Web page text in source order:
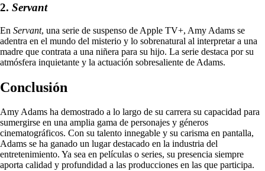
2. Servant
En Servant, una serie de suspenso de Apple TV+, Amy Adams se
adentra en el mundo del misterio y lo sobrenatural al interpretar a una
madre que contrata a una niñera para su hijo. La serie destaca por su
atmósfera inquietante y la actuación sobresaliente de Adams.
Conclusión
Amy Adams ha demostrado a lo largo de su carrera su capacidad para
sumergirse en una amplia gama de personajes y géneros
cinematográficos. Con su talento innegable y su carisma en pantalla,
Adams se ha ganado un lugar destacado en la industria del
entretenimiento. Ya sea en películas o series, su presencia siempre
aporta calidad y profundidad a las producciones en las que participa.